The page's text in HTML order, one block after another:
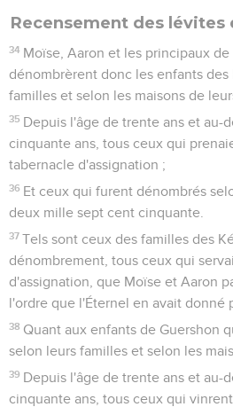
Recensement des lévites
34 Moïse, Aaron et les principaux de
dénombrèrent donc les enfants
familles et selon les maisons de
35 Depuis l'âge de trente ans et au-
cinquante ans, tous ceux qui
tabernacle d'assignation ;
36 Et ceux qui furent dénombrés
deux mille sept cent cinquante.
37 Tels sont ceux des familles des
dénombrement, tous ceux qui
d'assignation, que Moïse et Aaron
l'ordre que l'Éternel en avait donné
38 Quant aux enfants de Guershon
selon leurs familles et selon les
39 Depuis l'âge de trente ans et au-
cinquante ans, tous ceux qui